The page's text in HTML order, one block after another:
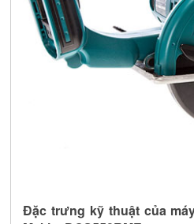
Đặc trưng kỹ thuật của